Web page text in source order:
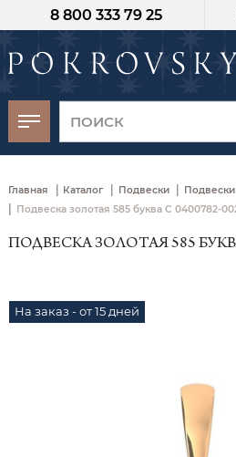
8 800 333 79 25
Главная | Каталог | Подвески |
| Подвеска золотая 585 буква С 0400782-
ПОДВЕСКА ЗОЛОТАЯ 585
На заказ - от 15 дней
-30%
от 15 дней с
момента оплаты